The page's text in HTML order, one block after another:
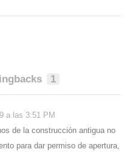
1
a las 3:51 PM
de la construcción antigua no
para dar permiso de apertura,